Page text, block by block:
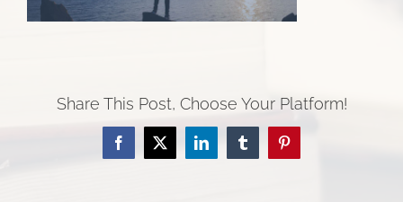
Share This Post, Choose Your Platform!
FacebookTwitterLinkedInTumblrPinterest